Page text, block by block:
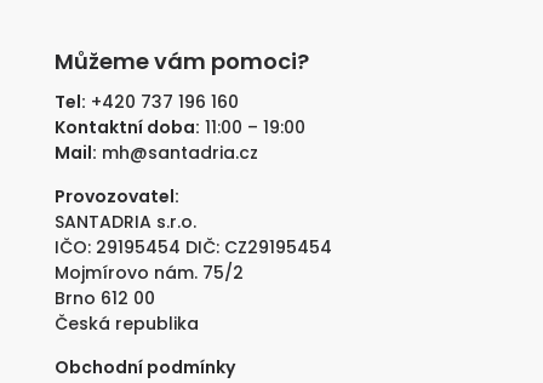
289
229
Můžeme vám pomoci?
Tel: +420 737 196 160
Kontaktní doba: 11:00 – 19:00
Mail: mh@santadria.cz
Provozovatel:
SANTADRIA s.r.o.
IČO: 29195454 DIČ: CZ29195454
Mojmírovo nám. 75/2
Brno 612 00
Česká republika
Obchodní podmínky